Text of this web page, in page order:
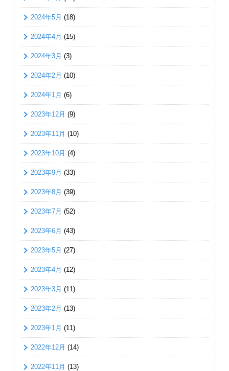
2024年5月 (18)
2024年4月 (15)
2024年3月 (3)
2024年2月 (10)
2024年1月 (6)
2023年12月 (9)
2023年11月 (10)
2023年10月 (4)
2023年9月 (33)
2023年8月 (39)
2023年7月 (52)
2023年6月 (43)
2023年5月 (27)
2023年4月 (12)
2023年3月 (11)
2023年2月 (13)
2023年1月 (11)
2022年12月 (14)
2022年11月 (13)